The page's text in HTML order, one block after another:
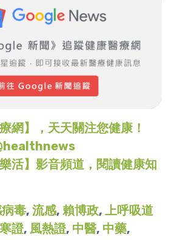
網】，天天關注您健康！
活】影音頻道，閱讀健康知
毒, 流感, 賴博政, 上呼吸道
證, 風熱證, 中醫, 中藥,